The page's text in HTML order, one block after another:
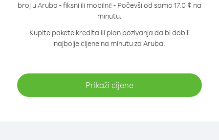
broj u Aruba - fiksni ili mobilni! - Počevši od samo 17.0 ¢ na
minutu.
Kupite pakete kredita ili plan pozivanja da bi dobili
najbolje cijene na minutu za Aruba.
Prikaži cijene